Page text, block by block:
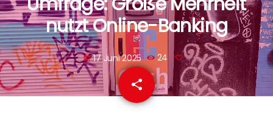
nutzt Online-Banking
today 17 Juni 2025 24
share
email